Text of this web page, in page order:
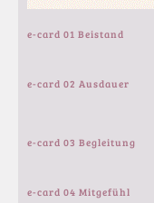
e-card 01 Beistand
e-card 02 Ausdauer
e-card 03 Begleitung
e-card 04 Mitgefühl